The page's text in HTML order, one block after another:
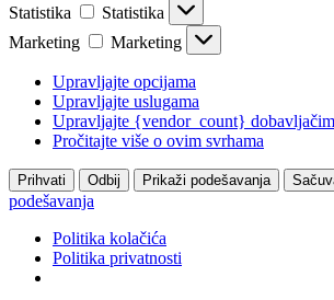
Statistika
Statistika
Marketing
Marketing
Upravljajte opcijama
Upravljajte uslugama
Upravljajte {vendor_count}
Pročitajte više o ovim svrhama
Prihvati Odbij Prikaži podešavanja
podešavanja
Politika kolačića
Politika privatnosti